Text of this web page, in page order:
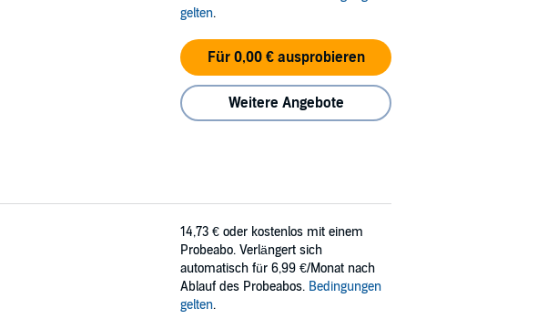
gelten.
Für 0,00 € ausprobieren
Weitere Angebote
14,73 € oder kostenlos mit einem
Probeabo. Verlängert sich
automatisch für 6,99 €/Monat nach
Ablauf des Probeabos. Bedingungen
gelten.